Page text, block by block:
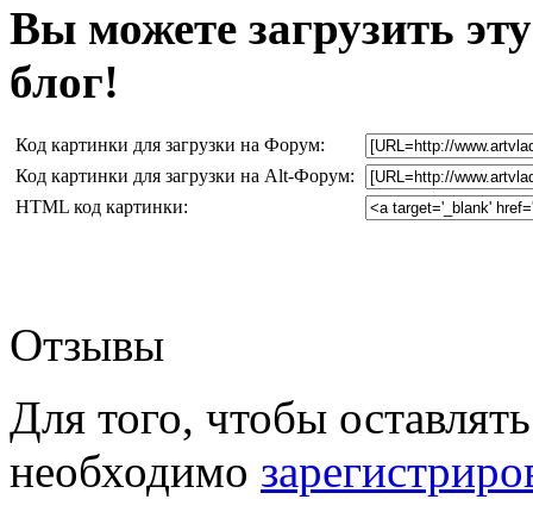
Вы можете загрузить
блог!
Код картинки для загрузки на Форум:
Код картинки для загрузки на Alt-Форум:
HTML код картинки:
Отзывы
Для того, чтобы
необходимо